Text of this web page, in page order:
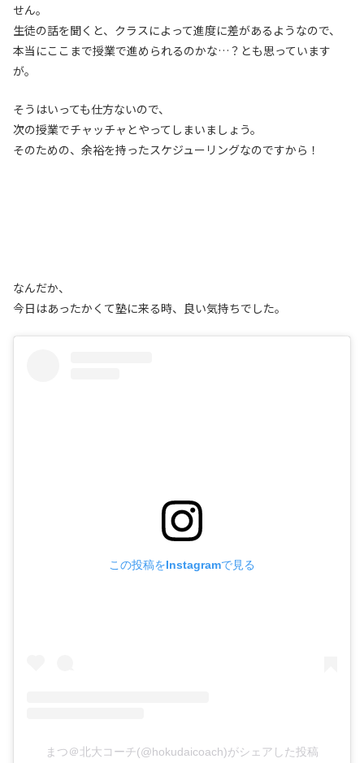
せん。
生徒の話を聞くと、クラスによって進度に差があるようなので、
本当にここまで授業で進められるのかな…？とも思っています
が。
そうはいっても仕方ないので、
次の授業でチャッチャとやってしまいましょう。
そのための、余裕を持ったスケジューリングなのですから！
なんだか、
今日はあったかくて塾に来る時、良い気持ちでした。
この投稿をInstagramで見る
まつ＠北大コーチ(@hokudaicoach)がシェアした投稿